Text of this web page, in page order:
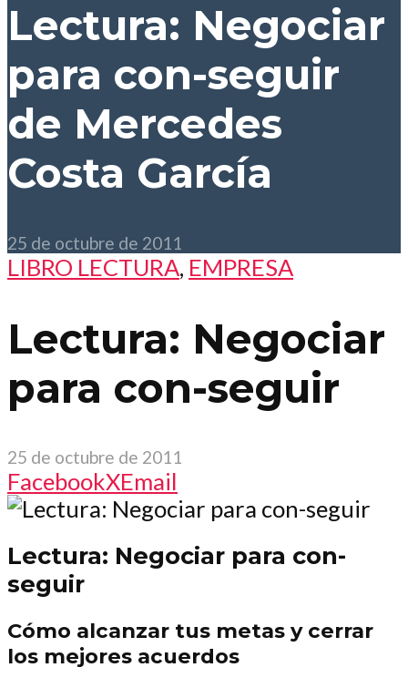
Lectura: Negociar
para con-seguir
de Mercedes
Costa García
25 de octubre de 2011
LIBRO LECTURA, EMPRESA
Lectura: Negociar
para con-seguir
25 de octubre de 2011
FacebookXEmail
Lectura: Negociar para con-
seguir
Cómo alcanzar tus metas y cerrar
los mejores acuerdos